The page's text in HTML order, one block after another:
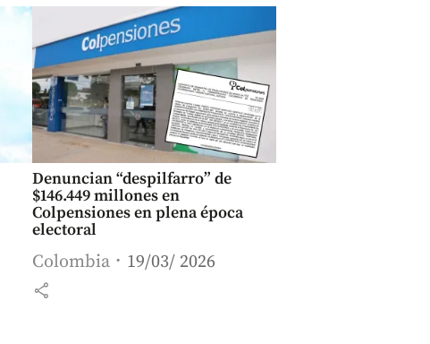
Denuncian “despilfarro” de
$146.449 millones en
Colpensiones en plena época
electoral
Colombia 19/03/ 2026
share